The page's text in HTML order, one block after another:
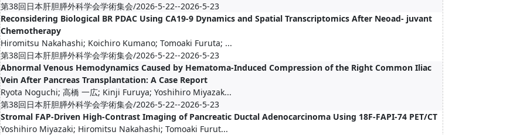
第38回日本肝胆膵外科学会学術集会/2026-5-22--2026-5-23
Reconsidering Biological BR PDAC Using CA19-9 Dynamics and Spatial Transcriptomics After Neoad- juvant
Chemotherapy
Hiromitsu Nakahashi; Koichiro Kumano; Tomoaki Furuta; ...
第38回日本肝胆膵外科学会学術集会/2026-5-22--2026-5-23
Abnormal Venous Hemodynamics Caused by Hematoma-Induced Compression of the Right Common Iliac
Vein After Pancreas Transplantation: A Case Report
Ryota Noguchi; 高橋 一広; Kinji Furuya; Yoshihiro Miyazak...
第38回日本肝胆膵外科学会学術集会/2026-5-22--2026-5-23
Stromal FAP-Driven High-Contrast Imaging of Pancreatic Ductal Adenocarcinoma Using 18F-FAPI-74 PET/CT
Yoshihiro Miyazaki; Hiromitsu Nakahashi; Tomoaki Furut...